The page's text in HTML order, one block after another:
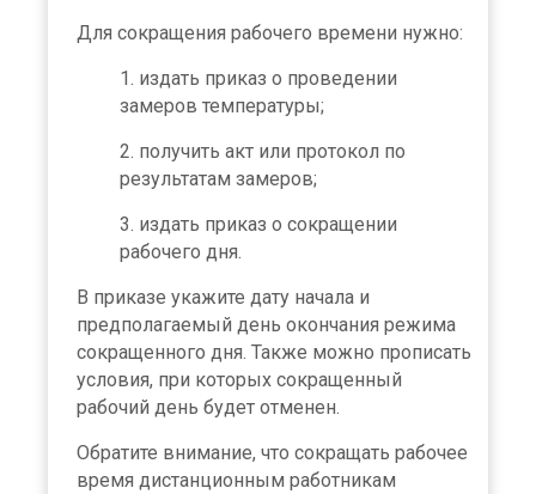
Для сокращения рабочего времени нужно:
издать приказ о проведении
замеров температуры;
получить акт или протокол по
результатам замеров;
издать приказ о сокращении
рабочего дня.
В приказе укажите дату начала и
предполагаемый день окончания режима
сокращенного дня. Также можно прописать
условия, при которых сокращенный
рабочий день будет отменен.
Обратите внимание, что сокращать рабочее
время дистанционным работникам